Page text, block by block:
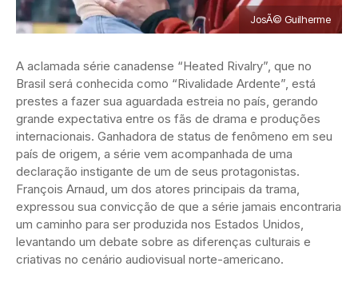
JosÃ© Guilherme
A aclamada série canadense “Heated Rivalry”, que no
Brasil será conhecida como “Rivalidade Ardente”, está
prestes a fazer sua aguardada estreia no país, gerando
grande expectativa entre os fãs de drama e produções
internacionais. Ganhadora de status de fenômeno em seu
país de origem, a série vem acompanhada de uma
declaração instigante de um de seus protagonistas.
François Arnaud, um dos atores principais da trama,
expressou sua convicção de que a série jamais encontraria
um caminho para ser produzida nos Estados Unidos,
levantando um debate sobre as diferenças culturais e
criativas no cenário audiovisual norte-americano.